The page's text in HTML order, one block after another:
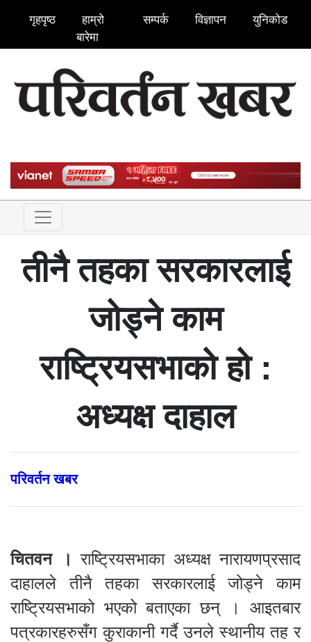
गृहपृष्ठ
हाम्रो
बारेमा
सम्पर्क विज्ञापन युनिकोड
तीनै तहका सरकारलाई
जोड्ने काम
राष्ट्रियसभाको हो :
अध्यक्ष दाहाल
परिवर्तन खबर
चितवन । राष्ट्रियसभाका अध्यक्ष नारायणप्रसाद
दाहालले तीनै तहका सरकारलाई जोड्ने काम
राष्ट्रियसभाको भएको बताएका छन् । आइतबार
पत्रकारहरुसँग कुराकानी गर्दै उनले स्थानीय तह र